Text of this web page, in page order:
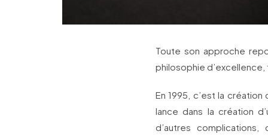
Toute son approche
philosophie
En 1995, c’est la
lance dans la création
d’autres